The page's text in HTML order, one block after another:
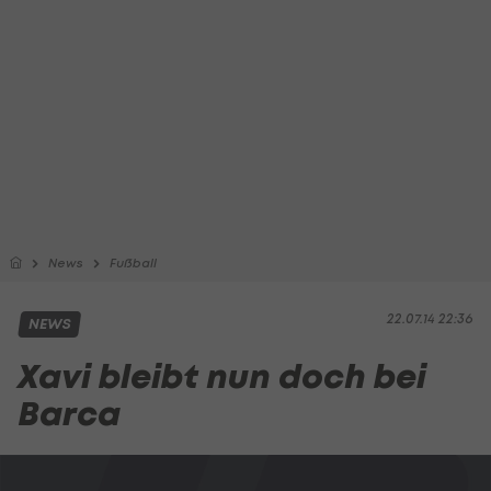
News Fußball
22.07.14 22:36
NEWS
Xavi bleibt nun doch bei
Barca